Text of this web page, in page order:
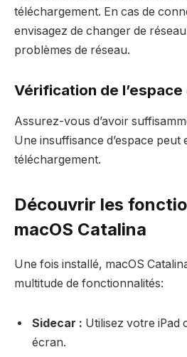
téléchargement. En cas de
envisagez de changer de
problèmes de réseau.
Vérification de
Assurez-vous d’avoir
Une insuffisance d’espace
téléchargement.
Découvrir les
macOS Catalina
Une fois installé, macOS
multitude de fonctionnalités:
Sidecar : Utilisez votre iPad
écran.